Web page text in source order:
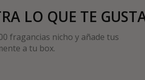
LO QUE TE
fragancias nicho y añade tus
a tu box.